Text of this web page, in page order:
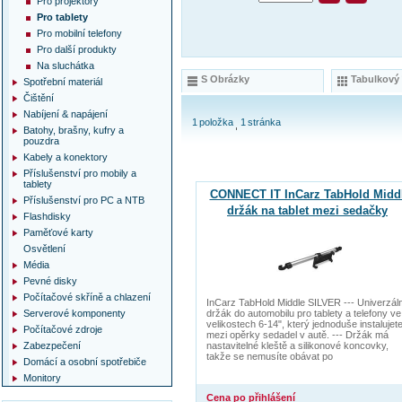
S Obrázky Tabulkový
1 položka 1 stránka
CONNECT IT InCarz TabHold
držák na tablet mezi sedačky
InCarz TabHold Middle SILVER ---
držák do automobilu pro tablety a telefony ve
velikostech 6-14", který jednoduše instalujete
mezi opěrky sedadel v autě. --- Držák má
nastavitelné kleště a silikonové koncovky,
takže se nemusíte obávat po
Cena po přihlášení
Pro tablety
Pro mobilní telefony
Pro další produkty
Na sluchátka
Spotřební materiál
Čištění
Nabíjení & napájení
Batohy, brašny, kufry a
pouzdra
Kabely a konektory
Příslušenství pro mobily a
tablety
Příslušenství pro PC a NTB
Flashdisky
Paměťové karty
Osvětlení
Média
Pevné disky
Počítačové skříně a chlazení
Serverové komponenty
Počítačové zdroje
Zabezpečení
Domácí a osobní spotřebiče
Monitory